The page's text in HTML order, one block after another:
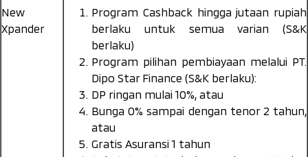
New
Xpander
Program Cashback hingga jutaan rupiah
berlaku untuk semua varian (S&K
berlaku)
Program pilihan pembiayaan melalui PT.
Dipo Star Finance (S&K berlaku):
DP ringan mulai 10%, atau
Bunga 0% sampai dengan tenor 2 tahun,
atau
Gratis Asuransi 1 tahun